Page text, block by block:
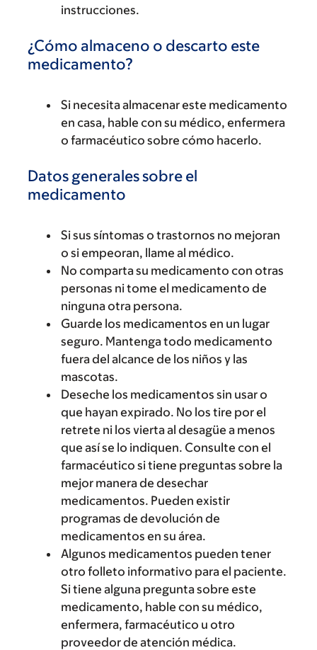
instrucciones.
¿Cómo almaceno o descarto este
medicamento?
Si necesita almacenar este medicamento
en casa, hable con su médico, enfermera
o farmacéutico sobre cómo hacerlo.
Datos generales sobre el
medicamento
Si sus síntomas o trastornos no mejoran
o si empeoran, llame al médico.
No comparta su medicamento con otras
personas ni tome el medicamento de
ninguna otra persona.
Guarde los medicamentos en un lugar
seguro. Mantenga todo medicamento
fuera del alcance de los niños y las
mascotas.
Deseche los medicamentos sin usar o
que hayan expirado. No los tire por el
retrete ni los vierta al desagüe a menos
que así se lo indiquen. Consulte con el
farmacéutico si tiene preguntas sobre la
mejor manera de desechar
medicamentos. Pueden existir
programas de devolución de
medicamentos en su área.
Algunos medicamentos pueden tener
otro folleto informativo para el paciente.
Si tiene alguna pregunta sobre este
medicamento, hable con su médico,
enfermera, farmacéutico u otro
proveedor de atención médica.